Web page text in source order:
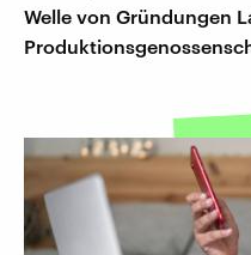
Welle von Gründungen